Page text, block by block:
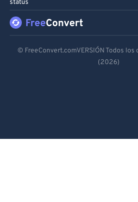
status
Español
© FreeConvert.comVERSIÓN Todos
(2026)